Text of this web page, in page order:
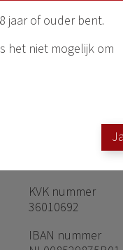
jaar of ouder bent.
het niet mogelijk om
Ja
Hier
Schermer
1625 NW Hoorn
KVK nummer
36010692
IBAN nummer